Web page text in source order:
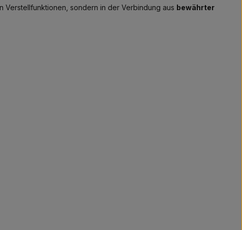
Verstellfunktionen, sondern in der Verbindung aus bewährter